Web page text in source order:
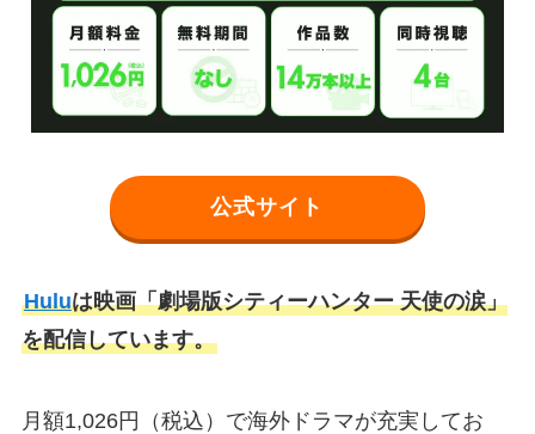
公式サイト
Huluは映画「劇場版シティーハンター 天使の涙」
を配信しています。
月額1,026円（税込）で海外ドラマが充実してお